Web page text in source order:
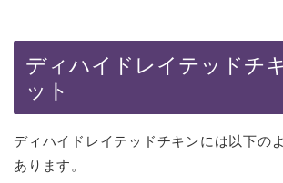
ディハイドレイテッドチ
ット
ディハイドレイテッドチキンには以下の
あります。